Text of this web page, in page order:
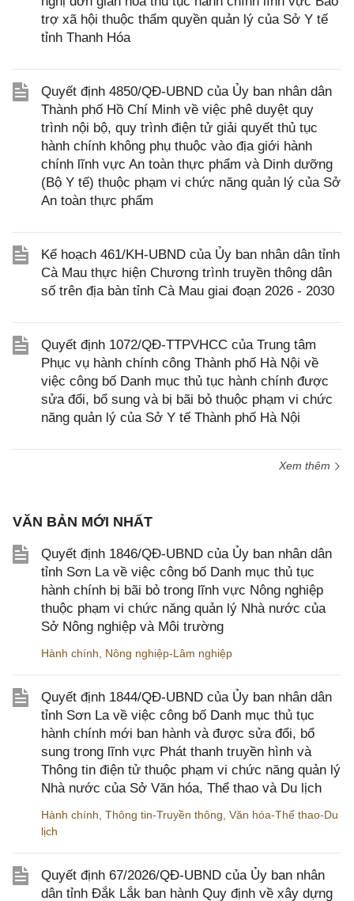
trợ xã hội thuộc thẩm quyền quản lý của Sở Y tế
tỉnh Thanh Hóa
Quyết định 4850/QĐ-UBND của Ủy ban nhân dân
Thành phố Hồ Chí Minh về việc phê duyệt quy
trình nội bộ, quy trình điện tử giải quyết thủ tục
hành chính không phụ thuộc vào địa giới hành
chính lĩnh vực An toàn thực phẩm và Dinh dưỡng
(Bộ Y tế) thuộc phạm vi chức năng quản lý của Sở
An toàn thực phẩm
Kế hoạch 461/KH-UBND của Ủy ban nhân dân tỉnh
Cà Mau thực hiện Chương trình truyền thông dân
số trên địa bàn tỉnh Cà Mau giai đoạn 2026 - 2030
Quyết định 1072/QĐ-TTPVHCC của Trung tâm
Phục vụ hành chính công Thành phố Hà Nội về
việc công bố Danh mục thủ tục hành chính được
sửa đổi, bổ sung và bị bãi bỏ thuộc phạm vi chức
năng quản lý của Sở Y tế Thành phố Hà Nội
Xem thêm
VĂN BẢN MỚI NHẤT
Quyết định 1846/QĐ-UBND của Ủy ban nhân dân
tỉnh Sơn La về việc công bố Danh mục thủ tục
hành chính bị bãi bỏ trong lĩnh vực Nông nghiệp
thuộc phạm vi chức năng quản lý Nhà nước của
Sở Nông nghiệp và Môi trường
Hành chính Nông nghiệp-Lâm nghiệp
Quyết định 1844/QĐ-UBND của Ủy ban nhân dân
tỉnh Sơn La về việc công bố Danh mục thủ tục
hành chính mới ban hành và được sửa đổi, bổ
sung trong lĩnh vực Phát thanh truyền hình và
Thông tin điện tử thuộc phạm vi chức năng quản lý
Nhà nước của Sở Văn hóa, Thể thao và Du lịch
Hành chính Thông tin-Truyền thông Văn hóa-Thể thao-Du
lịch
Quyết định 67/2026/QĐ-UBND của Ủy ban nhân
dân tỉnh Đắk Lắk ban hành Quy định về xây dựng